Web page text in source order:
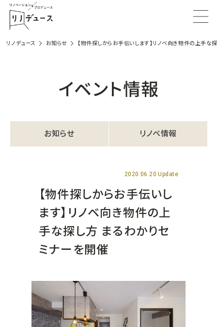
リノデュース お知らせ 【物件探しからお手伝いします】リノベ向き物件の上手な
イベント情報
お知らせ リノベ情報
2020.06.20 Update
【物件探しからお手伝いし
ます】リノベ向き物件の上
手な探し方 まるわかりセ
ミナーを開催